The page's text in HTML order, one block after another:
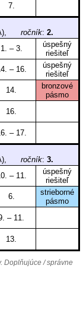
7.
ročník: 2.
1. – 3.
úspešný
riešiteľ
– 16.
úspešný
riešiteľ
14.
bronzové
pásmo
16.
– 17.
ročník: 3.
– 11.
úspešný
riešiteľ
6.
strieborné
pásmo
– 11.
13.
Doplňujúce / správne